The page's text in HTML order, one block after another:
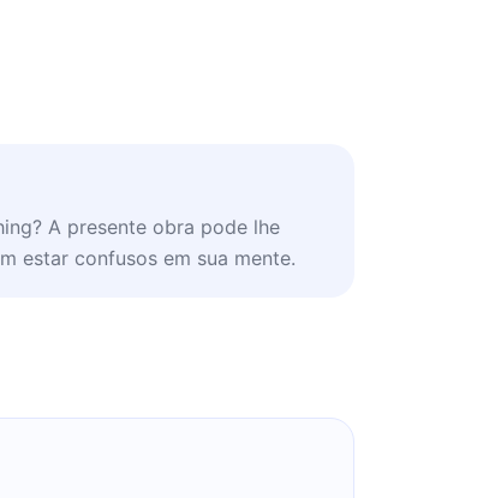
A presente obra pode lhe
estar confusos em sua mente.